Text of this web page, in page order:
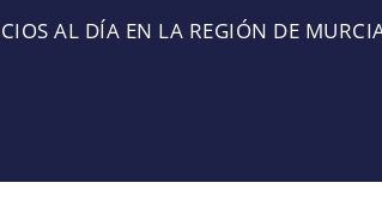
AL DÍA EN LA REGIÓN DE